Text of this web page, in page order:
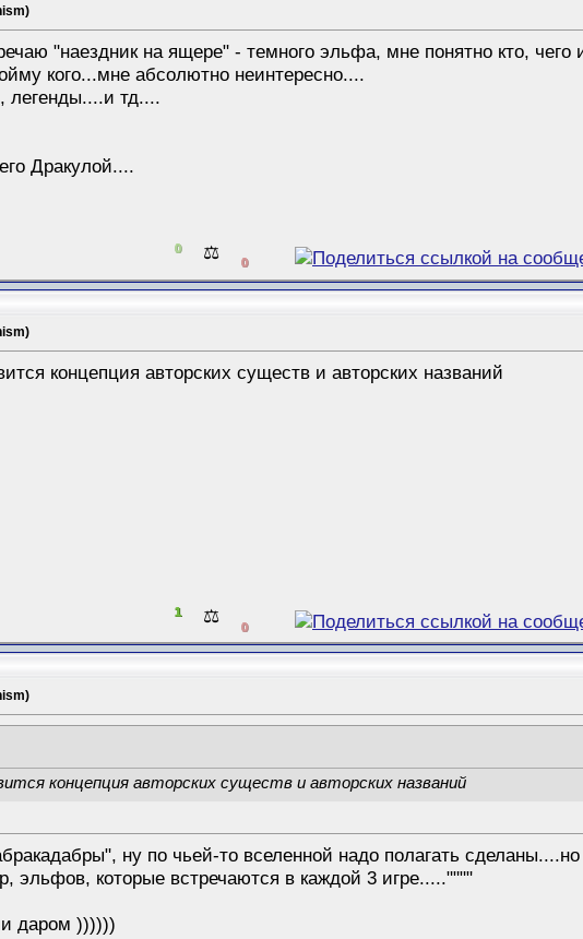
"наездник на ящере" - темного эльфа, мне понятно кто, чего
кого...мне абсолютно неинтересно....
тд....
Дракулой....
0 ⚖️ 0
концепция авторских существ и авторских названий
1 ⚖️ 0
концепция авторских существ и авторских названий
ну по чьей-то вселенной надо полагать
эльфов, которые встречаются в каждой 3 игре.....""""
даром ))))))